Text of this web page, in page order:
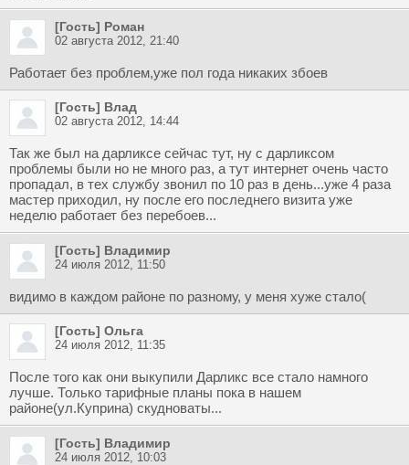
[Гость] Роман
02 августа 2012, 21:40
Работает без проблем,уже пол года никаких збоев
[Гость] Влад
02 августа 2012, 14:44
Так же был на дарликсе сейчас тут, ну с дарликсом
проблемы были но не много раз, а тут интернет очень часто
пропадал, в тех службу звонил по 10 раз в день...уже 4 раза
мастер приходил, ну после его последнего визита уже
неделю работает без перебоев...
[Гость] Владимир
24 июля 2012, 11:50
видимо в каждом районе по разному, у меня хуже стало(
[Гость] Ольга
24 июля 2012, 11:35
После того как они выкупили Дарликс все стало намного
лучше. Только тарифные планы пока в нашем
районе(ул.Куприна) скудноваты...
[Гость] Владимир
24 июля 2012, 10:03